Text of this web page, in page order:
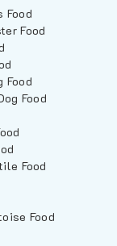
Food
Food
Food
Food
Food
Food